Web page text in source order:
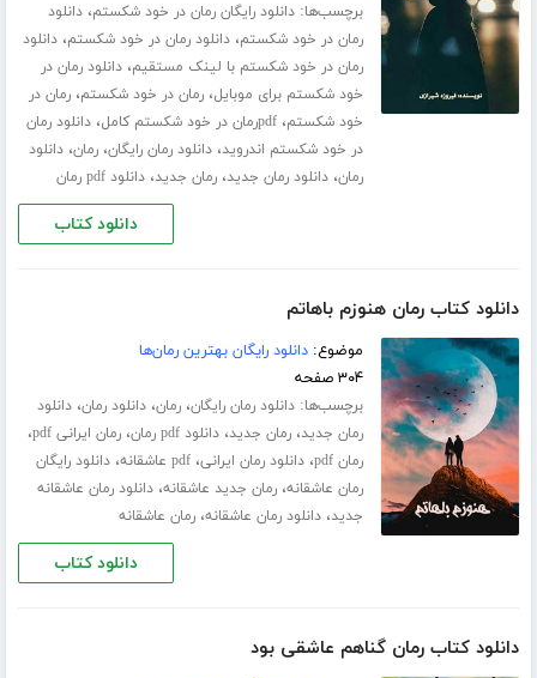
برچسب‌ها:دانلود رایگان رمان در خود شکستم،دانلود
رمان در خود شکستم،دانلود رمان در خود شکستم،دانلود
رمان در خود شکستم با لینک مستقیم،دانلود رمان در
خود شکستم برای موبایل،رمان در خود شکستم،رمان در
خود شکستم،pdfرمان در خود شکستم کامل ،دانلود رمان
در خود شکستم اندروید،دانلود رمان رایگان،رمان،دانلود
رمان،دانلود رمان جدید،رمان جدید،دانلود pdf رمان
دانلود کتاب
دانلود کتاب رمان هنوزم باهاتم
موضوع:دانلود رایگان بهترین رمان‌ها
۳۰۴ صفحه
برچسب‌ها:دانلود رمان رایگان،رمان،دانلود رمان،دانلود
رمان جدید،رمان جدید،دانلود pdf رمان ،رمان ایرانی pdf ،
رمان pdf ،دانلود رمان ایرانی،pdf عاشقانه ،دانلود رایگان
رمان عاشقانه،رمان جدید عاشقانه،دانلود رمان عاشقانه
جدید،دانلود رمان عاشقانه،رمان عاشقانه
دانلود کتاب
دانلود کتاب رمان گناهم عاشقی بود